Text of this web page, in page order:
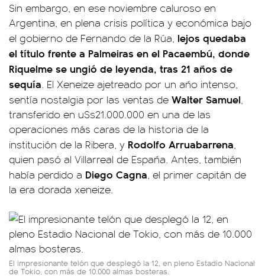
Sin embargo, en ese noviembre caluroso en
Argentina, en plena crisis política y económica bajo
el gobierno de Fernando de la Rúa, lejos quedaba
el título frente a Palmeiras en el Pacaembú, donde
Riquelme se ungió de leyenda, tras 21 años de
sequía. El Xeneize ajetreado por un año intenso,
sentía nostalgia por las ventas de Walter Samuel,
transferido en u$s21.000.000 en una de las
operaciones más caras de la historia de la
institución de la Ribera, y Rodolfo Arruabarrena,
quien pasó al Villarreal de España. Antes, también
había perdido a Diego Cagna, el primer capitán de
la era dorada xeneize.
El impresionante telón que desplegó la 12, en pleno Estadio Nacional
de Tokio, con más de 10.000 almas bosteras.